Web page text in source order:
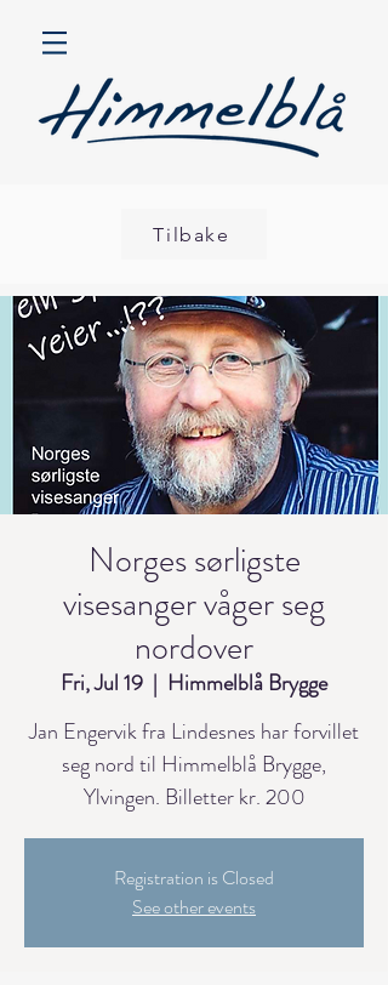
Tilbake
Norges sørligste
visesanger våger seg
nordover
Fri, Jul 19
  |
Himmelblå Brygge
Jan Engervik fra Lindesnes har forvillet
seg nord til Himmelblå Brygge,
Ylvingen. Billetter kr. 200
Registration is Closed
See other events